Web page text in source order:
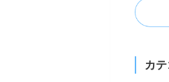
カ